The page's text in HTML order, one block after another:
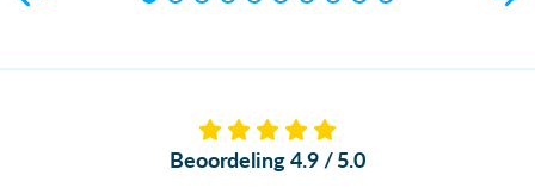
Beoordeling 4.9 / 5.0